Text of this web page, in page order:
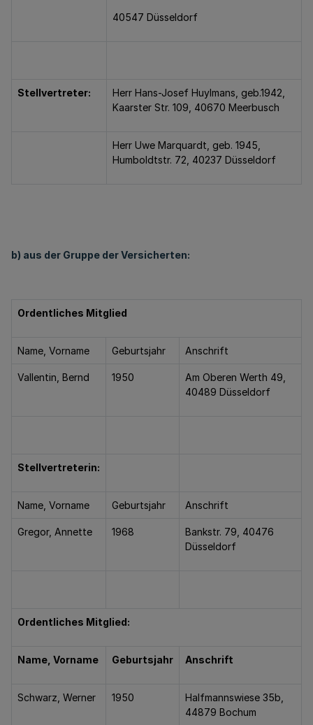
40547 Düsseldorf
Stellvertreter:
Herr Hans-Josef Huylmans, geb.1942,
Kaarster Str. 109, 40670 Meerbusch
Herr Uwe Marquardt, geb. 1945,
Humboldtstr. 72, 40237 Düsseldorf
b) aus der Gruppe der Versicherten:
Ordentliches Mitglied
Name, Vorname Geburtsjahr Anschrift
Vallentin, Bernd 1950
Am Oberen Werth 49,
40489 Düsseldorf
Stellvertreterin:
Name, Vorname Geburtsjahr Anschrift
Gregor, Annette 1968
Bankstr. 79, 40476
Düsseldorf
Ordentliches Mitglied:
Name, Vorname Geburtsjahr Anschrift
Schwarz, Werner 1950
Halfmannswiese 35b,
44879 Bochum